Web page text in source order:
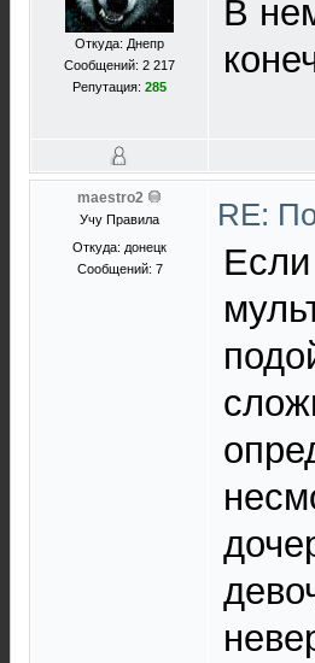
Откуда: Днепр
Сообщений: 2 217
Репутация: 285
В
maestro2
Учу Правила
Откуда: донецк
Сообщений: 7
RE:
Если